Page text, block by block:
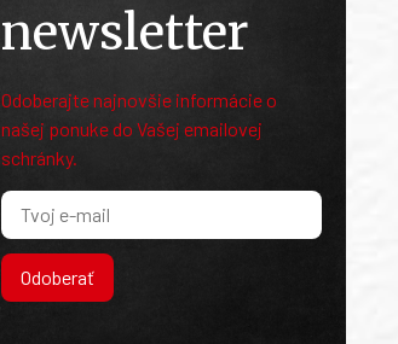
newsletter
Odoberajte najnovšie informácie o
našej ponuke do Vašej emailovej
schránky.
Odoberať